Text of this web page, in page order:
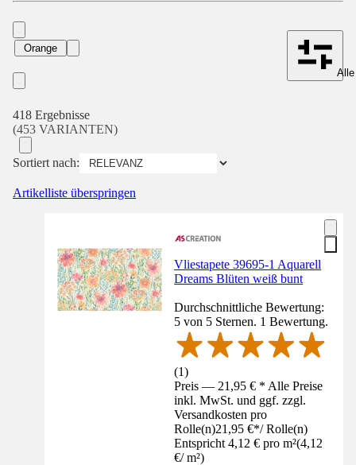
Orange
418 Ergebnisse
(453 VARIANTEN)
Sortiert nach:
Artikelliste überspringen
Vliestapete 39695-1 Aquarell
Dreams Blüten weiß bunt
Durchschnittliche Bewertung:
5 von 5 Sternen. 1 Bewertung.
(1)
Preis — 21,95 € * Alle Preise
inkl. MwSt. und ggf. zzgl.
Versandkosten pro
Rolle(n)21,95 €*/ Rolle(n)
Entspricht 4,12 € pro m²(4,12
€/ m²)